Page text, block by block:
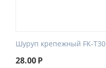
Шуруп крепежный FK-
28.00Р